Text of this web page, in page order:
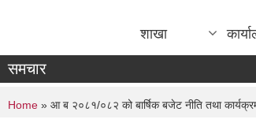
शाखा
समचार
You are here
Home » आ ब २०८१/०८२ को बार्षिक बजेट नीति तथा